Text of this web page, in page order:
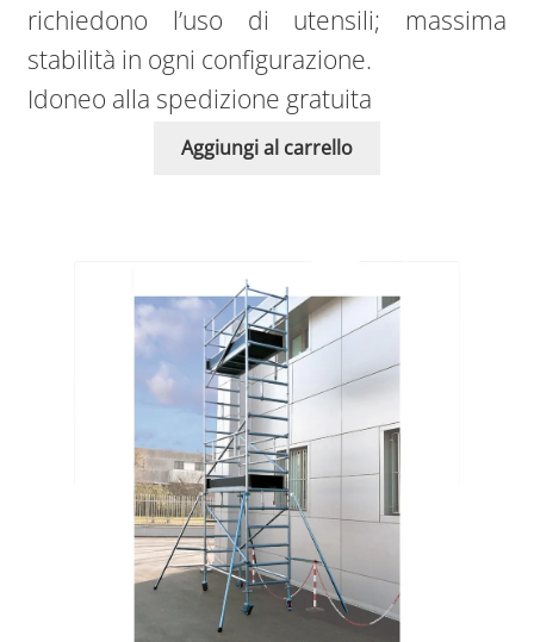
richiedono l’uso di utensili; massima
stabilità in ogni configurazione.
Idoneo alla spedizione gratuita
Aggiungi al carrello